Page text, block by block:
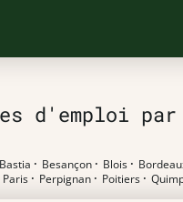
d'emploi
Bastia · Besançon · Blois ·
Paris · Perpignan · Poitiers ·